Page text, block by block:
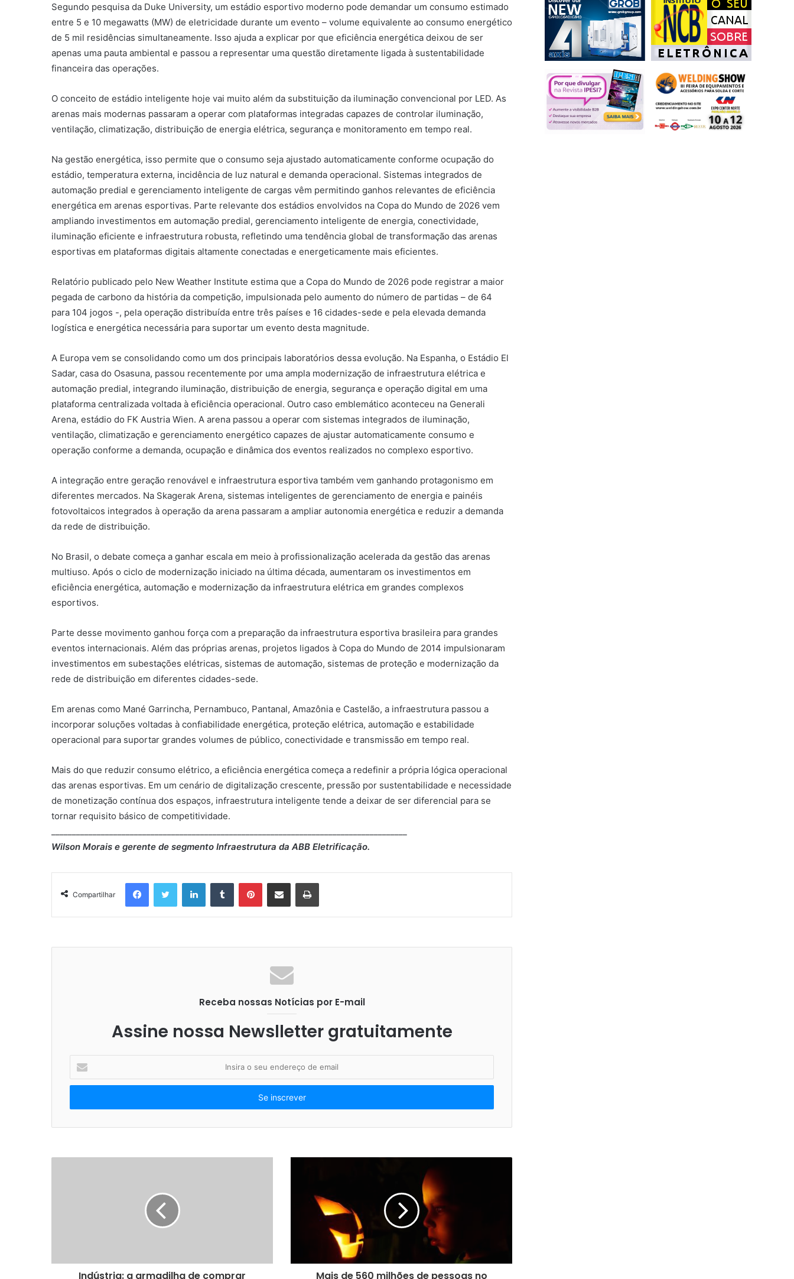
Segundo pesquisa da Duke University, um estádio esportivo moderno pode demandar um consumo estimado
entre 5 e 10 megawatts (MW) de eletricidade durante um evento – volume equivalente ao consumo energético
de 5 mil residências simultaneamente. Isso ajuda a explicar por que eficiência energética deixou de ser
apenas uma pauta ambiental e passou a representar uma questão diretamente ligada à sustentabilidade
financeira das operações.
O conceito de estádio inteligente hoje vai muito além da substituição da iluminação convencional por LED. As
arenas mais modernas passaram a operar com plataformas integradas capazes de controlar iluminação,
ventilação, climatização, distribuição de energia elétrica, segurança e monitoramento em tempo real.
Na gestão energética, isso permite que o consumo seja ajustado automaticamente conforme ocupação do
estádio, temperatura externa, incidência de luz natural e demanda operacional. Sistemas integrados de
automação predial e gerenciamento inteligente de cargas vêm permitindo ganhos relevantes de eficiência
energética em arenas esportivas. Parte relevante dos estádios envolvidos na Copa do Mundo de 2026 vem
ampliando investimentos em automação predial, gerenciamento inteligente de energia, conectividade,
iluminação eficiente e infraestrutura robusta, refletindo uma tendência global de transformação das arenas
esportivas em plataformas digitais altamente conectadas e energeticamente mais eficientes.
Relatório publicado pelo New Weather Institute estima que a Copa do Mundo de 2026 pode registrar a maior
pegada de carbono da história da competição, impulsionada pelo aumento do número de partidas – de 64
para 104 jogos -, pela operação distribuída entre três países e 16 cidades-sede e pela elevada demanda
logística e energética necessária para suportar um evento desta magnitude.
A Europa vem se consolidando como um dos principais laboratórios dessa evolução. Na Espanha, o Estádio El
Sadar, casa do Osasuna, passou recentemente por uma ampla modernização de infraestrutura elétrica e
automação predial, integrando iluminação, distribuição de energia, segurança e operação digital em uma
plataforma centralizada voltada à eficiência operacional. Outro caso emblemático aconteceu na Generali
Arena, estádio do FK Austria Wien. A arena passou a operar com sistemas integrados de iluminação,
ventilação, climatização e gerenciamento energético capazes de ajustar automaticamente consumo e
operação conforme a demanda, ocupação e dinâmica dos eventos realizados no complexo esportivo.
A integração entre geração renovável e infraestrutura esportiva também vem ganhando protagonismo em
diferentes mercados. Na Skagerak Arena, sistemas inteligentes de gerenciamento de energia e painéis
fotovoltaicos integrados à operação da arena passaram a ampliar autonomia energética e reduzir a demanda
da rede de distribuição.
No Brasil, o debate começa a ganhar escala em meio à profissionalização acelerada da gestão das arenas
multiuso. Após o ciclo de modernização iniciado na última década, aumentaram os investimentos em
eficiência energética, automação e modernização da infraestrutura elétrica em grandes complexos
esportivos.
Parte desse movimento ganhou força com a preparação da infraestrutura esportiva brasileira para grandes
eventos internacionais. Além das próprias arenas, projetos ligados à Copa do Mundo de 2014 impulsionaram
investimentos em subestações elétricas, sistemas de automação, sistemas de proteção e modernização da
rede de distribuição em diferentes cidades-sede.
Em arenas como Mané Garrincha, Pernambuco, Pantanal, Amazônia e Castelão, a infraestrutura passou a
incorporar soluções voltadas à confiabilidade energética, proteção elétrica, automação e estabilidade
operacional para suportar grandes volumes de público, conectividade e transmissão em tempo real.
Mais do que reduzir consumo elétrico, a eficiência energética começa a redefinir a própria lógica operacional
das arenas esportivas. Em um cenário de digitalização crescente, pressão por sustentabilidade e necessidade
de monetização contínua dos espaços, infraestrutura inteligente tende a deixar de ser diferencial para se
tornar requisito básico de competitividade.
Wilson Morais e gerente de segmento Infraestrutura da ABB Eletrificação.
Compartilhar
Receba nossas Notícias por E-mail
Assine nossa Newslletter gratuitamente
s
r
e
Indústria: a armadilha de comprar Mais de 560 milhões de pessoas no